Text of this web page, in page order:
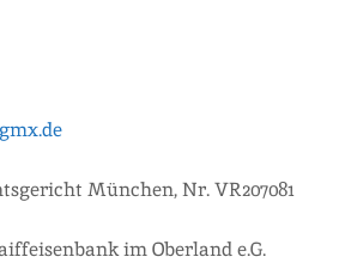
München, Nr. VR207081
im Oberland e.G.